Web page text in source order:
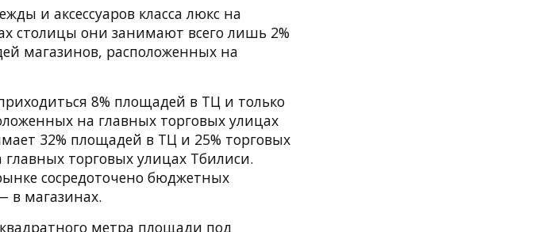
и аксессуаров класса люкс на
столицы они занимают всего лишь 2%
магазинов, расположенных на
8% площадей в ТЦ и только
на главных торговых улицах
32% площадей в ТЦ и 25% торговых
торговых улицах Тбилиси.
сосредоточено бюджетных
в магазинах.
метра площади под